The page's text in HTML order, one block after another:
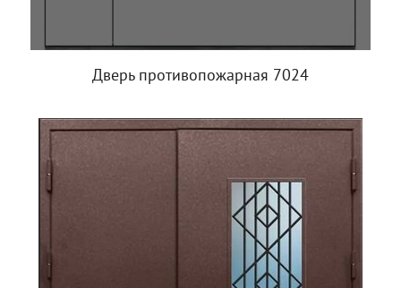
Дверь противопожарная 7024